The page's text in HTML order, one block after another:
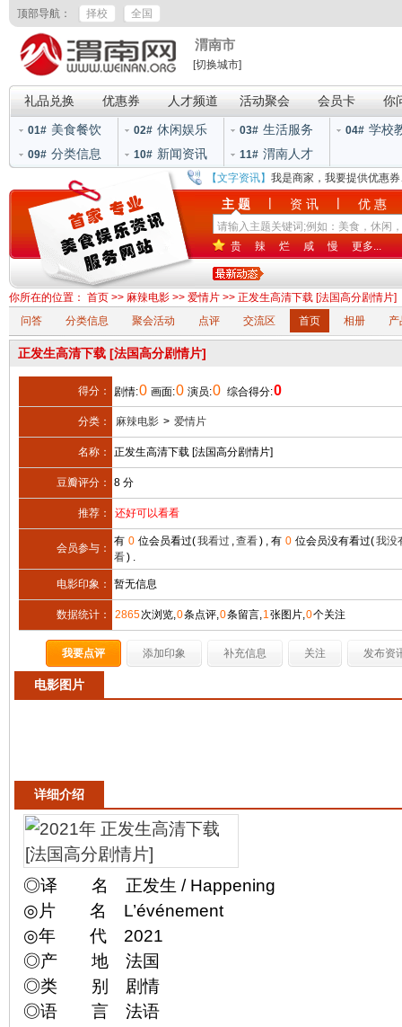
顶部导航： 择校 全国
渭南市
[切换城市]
礼品兑换 优惠券 人才频道 活动聚会 会员卡 你
01# 美食餐饮 02# 休闲娱乐 03# 生活服务 04# 学校
09# 分类信息 10# 新闻资讯 11# 渭南人才
【文字资讯】 我是商家，我要提供优惠
主 题 | 资 讯 | 优 惠
贵 辣 烂 咸 慢 更多...
你所在的位置： 首页 >> 麻辣电影 >> 爱情片 >> 正发生高清下载 [法国高分剧情片]
问答
分类信息 聚会活动 点评 交流区 首页 相册 产
正发生高清下载 [法国高分剧情片]
得分： 剧情:0 画面:0 演员:0 综合得分:0
分类： 麻辣电影 > 爱情片
名称： 正发生高清下载 [法国高分剧情片]
豆瓣评分： 8 分
推荐： 还好可以看看
会员参与：
有 0 位会员看过(我看过 ,查看) , 有 0 位会员没有看过(我没
看) .
电影印象： 暂无信息
数据统计： 2865次浏览,0条点评,0条留言,1张图片,0个关注
我要点评 添加印象 补充信息 关注 发布资
电影图片
详细介绍
◎译 名 正发生 / Happening
◎片 名 L’événement
◎年 代 2021
◎产 地 法国
◎类 别 剧情
◎语 言 法语